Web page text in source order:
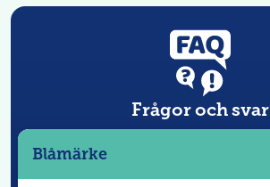
Frågor och svar
Blåmärke